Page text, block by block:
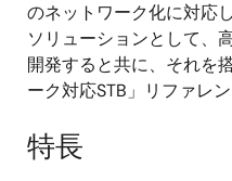
のネットワーク化に対応
ソリューションとして、
開発すると共に、それを
ーク対応STB」リファレ
特長